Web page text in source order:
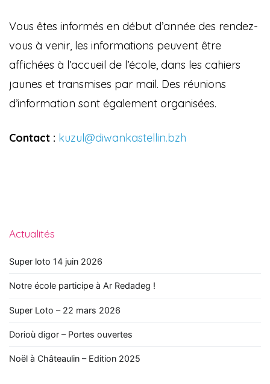
Vous êtes informés en début d’année des rendez-
vous à venir, les informations peuvent être
affichées à l’accueil de l’école, dans les cahiers
jaunes et transmises par mail. Des réunions
d’information sont également organisées.
Contact : kuzul@diwankastellin.bzh
Actualités
Super loto 14 juin 2026
Notre école participe à Ar Redadeg !
Super Loto – 22 mars 2026
Dorioù digor – Portes ouvertes
Noël à Châteaulin – Edition 2025